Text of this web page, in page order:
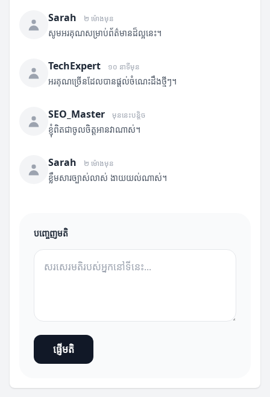
Sarah ២ ម៉ោងមុន
សូមអរគុណសម្រាប់ព័ត៌មានដ៏ល្អនេះ។
TechExpert ១០ នាទីមុន
អរគុណច្រើនដែលបានផ្តល់ចំណេះដឹងថ្មីៗ។
SEO_Master មុននេះបន្តិច
ខ្ញុំពិតជាចូលចិត្តអានវាណាស់។
Sarah ២ ម៉ោងមុន
ខ្លឹមសារច្បាស់លាស់ ងាយយល់ណាស់។
បញ្ចេញមតិ
ផ្ញើមតិ